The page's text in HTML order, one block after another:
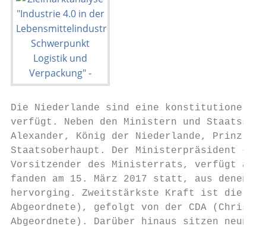
Die Niederlande sind eine konstitutionelle
verfügt. Neben den Ministern und
Alexander, König der Niederlande, Prinz
Staatsoberhaupt. Der Ministerpräsident –
Vorsitzender des Ministerrats, verfügt
fanden am 15. März 2017 statt, aus denen
hervorging. Zweitstärkste Kraft ist die
Abgeordnete), gefolgt von der CDA
Abgeordnete). Darüber hinaus sitzen neun